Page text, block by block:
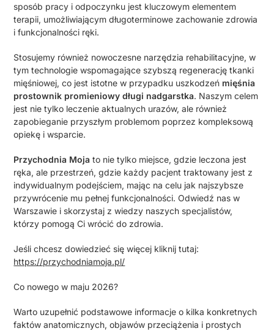
sposób pracy i odpoczynku jest kluczowym elementem
terapii, umożliwiającym długoterminowe zachowanie zdrowia
i funkcjonalności ręki.
Stosujemy również nowoczesne narzędzia rehabilitacyjne, w
tym technologie wspomagające szybszą regenerację tkanki
mięśniowej, co jest istotne w przypadku uszkodzeń mięśnia
prostownik promieniowy długi nadgarstka. Naszym celem
jest nie tylko leczenie aktualnych urazów, ale również
zapobieganie przyszłym problemom poprzez kompleksową
opiekę i wsparcie.
Przychodnia Moja to nie tylko miejsce, gdzie leczona jest
ręka, ale przestrzeń, gdzie każdy pacjent traktowany jest z
indywidualnym podejściem, mając na celu jak najszybsze
przywrócenie mu pełnej funkcjonalności. Odwiedź nas w
Warszawie i skorzystaj z wiedzy naszych specjalistów,
którzy pomogą Ci wrócić do zdrowia.
Jeśli chcesz dowiedzieć się więcej kliknij tutaj:
https://przychodniamoja.pl/
Co nowego w maju 2026?
Warto uzupełnić podstawowe informacje o kilka konkretnych
faktów anatomicznych, objawów przeciążenia i prostych